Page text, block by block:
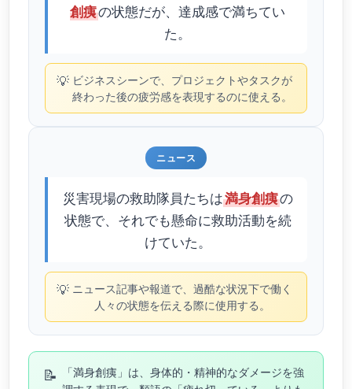
創痍の状態だが、達成感で満ちてい
た。
💡 ビジネスシーンで、プロジェクトやタスクが
終わった後の疲労感を表現するのに使える。
ニュース
災害現場の救助隊員たちは満身創痍の
状態で、それでも懸命に救助活動を続
けていた。
💡 ニュース記事や報道で、過酷な状況下で働く
人々の状態を伝える際に使用する。
📝
「満身創痍」は、身体的・精神的なダメージを強